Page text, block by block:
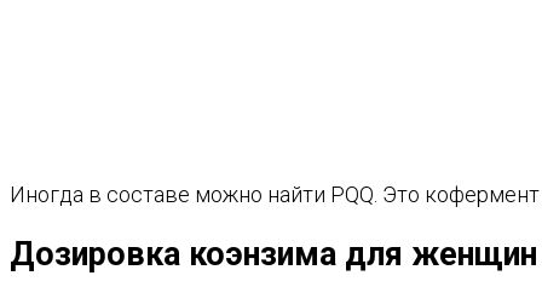
Иногда в составе можно найти PQQ. Это
Дозировка коэнзима для